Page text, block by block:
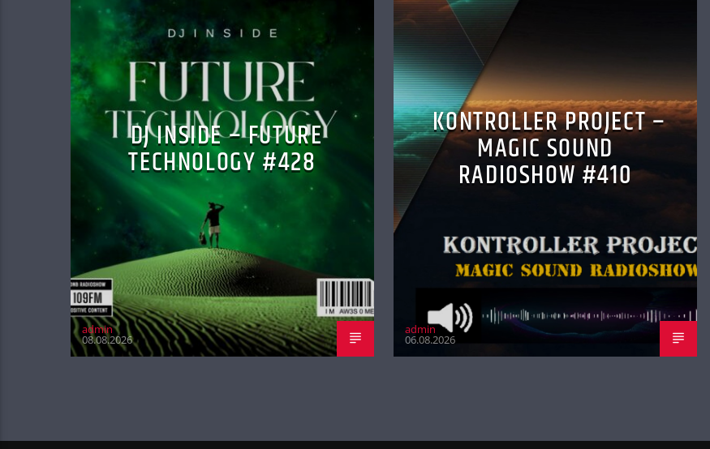
DJ INSIDE – FUTURE
TECHNOLOGY #428
admin
08.08.2026
KONTROLLER PROJECT –
MAGIC SOUND
RADIOSHOW #410
admin
06.08.2026